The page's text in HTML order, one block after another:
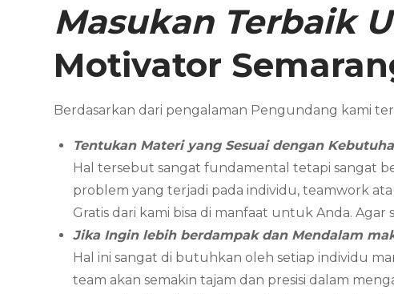
Masukan Terbaik
Motivator
Berdasarkan dari pengalaman Pengundang kami
Tentukan Materi yang Sesuai dengan
Hal tersebut sangat fundamental tetapi sangat
problem yang terjadi pada individu, teamwork
Gratis dari kami bisa di manfaat untuk Anda.
Jika Ingin lebih berdampak dan Mendalam
Hal ini sangat di butuhkan oleh setiap individu
team akan semakin tajam dan presisi dalam